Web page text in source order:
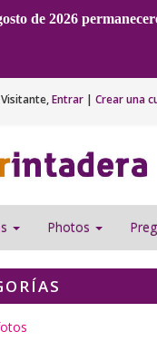
de 2026
Visitante,Entrar | Crear una
Photos